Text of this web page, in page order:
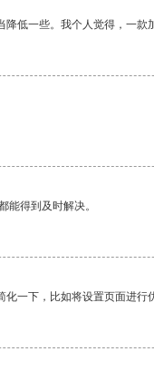
低一些。我个人觉得，一款
能得到及时解决。
一下，比如将设置页面进行